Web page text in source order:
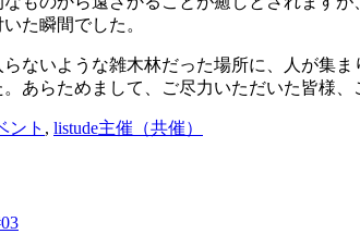
た瞬間でした。
ないような雑木林だった場所に、人が集
あらためまして、ご尽力いただいた皆様、
ント , listude主催（共催）